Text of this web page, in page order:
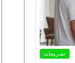
تصريحات